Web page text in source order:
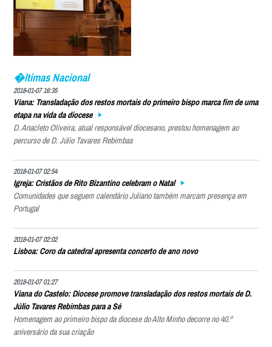
�ltimas Nacional
2018-01-07 16:35
Viana: Transladação dos restos mortais do primeiro bispo marca fim de uma
etapa na vida da diocese
D. Anacleto Oliveira, atual responsável diocesano, prestou homenagem ao
percurso de D. Júlio Tavares Rebimbas
2018-01-07 02:54
Igreja: Cristãos de Rito Bizantino celebram o Natal
Comunidades que seguem calendário Juliano também marcam presença em
Portugal
2018-01-07 02:02
Lisboa: Coro da catedral apresenta concerto de ano novo
2018-01-07 01:27
Viana do Castelo: Diocese promove transladação dos restos mortais de D.
Júlio Tavares Rebimbas para a Sé
Homenagem ao primeiro bispo da diocese do Alto Minho decorre no 40.º
aniversário da sua criação